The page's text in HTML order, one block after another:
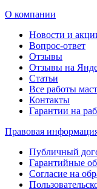
О компании
Новости и
Вопрос-ответ
Отзывы
Отзывы на
Статьи
Все работы
Контакты
Гарантии на
Правовая
Публичный
Гарантийные
Согласие на